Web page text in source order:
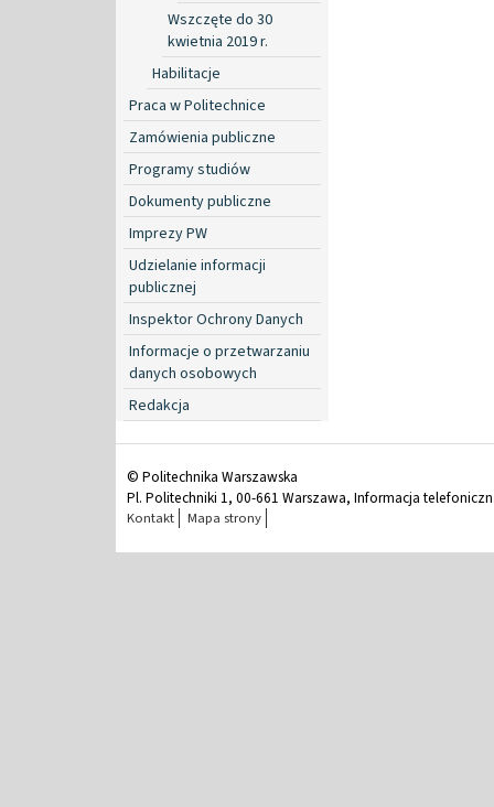
Wszczęte do 30
kwietnia 2019 r.
Habilitacje
Praca w Politechnice
Zamówienia publiczne
Programy studiów
Dokumenty publiczne
Imprezy PW
Udzielanie informacji
publicznej
Inspektor Ochrony Danych
Informacje o przetwarzaniu
danych osobowych
Redakcja
© Politechnika Warszawska
Pl. Politechniki 1, 00-661 Warszawa, Informacja
Kontakt Mapa strony